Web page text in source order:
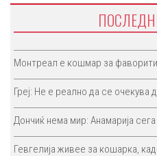
Монтреал е кошмар за
Греј: Не е реално да се очекува
Дончиќ нема мир: Анамарија
Гевгелија живее за кошарка,